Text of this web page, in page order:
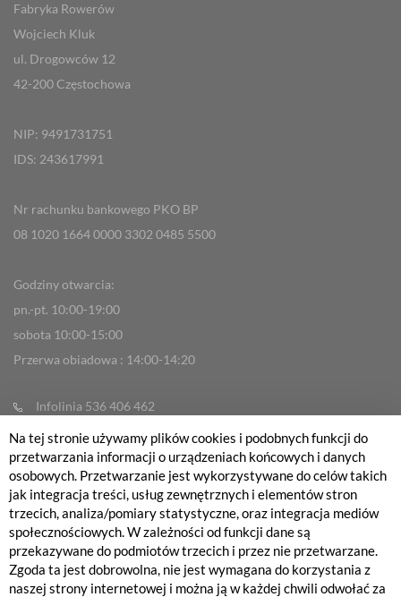
Fabryka Rowerów
Wojciech Kluk
ul. Drogowców 12
42-200 Częstochowa
NIP: 9491731751
IDS: 243617991
Nr rachunku bankowego PKO BP
08 1020 1664 0000 3302 0485 5500
Godziny otwarcia:
pn.-pt. 10:00-19:00
sobota 10:00-15:00
Przerwa obiadowa : 14:00-14:20
Infolinia 536 406 462
info@fabrykarowerow.com
Reklamacje
sklep@fabrykarowerow.com
Serwis 505 700 393
serwis@fabrykarowerow.com
Bikefitting 451 159 109
Na tej stronie używamy plików cookies i podobnych funkcji do
przetwarzania informacji o urządzeniach końcowych i danych
osobowych. Przetwarzanie jest wykorzystywane do celów takich
jak integracja treści, usług zewnętrznych i elementów stron
trzecich, analiza/pomiary statystyczne, oraz integracja mediów
społecznościowych. W zależności od funkcji dane są
przekazywane do podmiotów trzecich i przez nie przetwarzane.
Zgoda ta jest dobrowolna, nie jest wymagana do korzystania z
naszej strony internetowej i można ją w każdej chwili odwołać za